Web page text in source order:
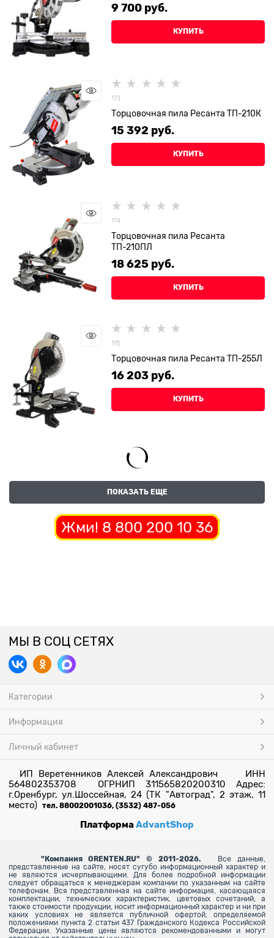
9 700 руб.
КУПИТЬ
173
Торцовочная пила Ресанта ТП-210К
15 392 руб.
КУПИТЬ
174
Торцовочная пила Ресанта
ТП-210ПЛ
18 625 руб.
КУПИТЬ
175
Торцовочная пила Ресанта ТП-255Л
16 203 руб.
КУПИТЬ
ПОКАЗАТЬ ЕЩЕ
Жми! 8 800 200 10 36
МЫ В СОЦ СЕТЯХ
Категории
Информация
Личный кабинет
ИП Веретенников Алексей Александрович ИНН
564802353708 ОГРНИП 311565820200310 Адрес:
г.Оренбург, ул.Шоссейная, 24 (ТК "Автоград", 2 этаж, 11
место) тел. 88002001036, (3532) 487-056
ПлатформаAdvantShop
" Компания ORENTEN.RU" © 2011-2026.
Все данные,
представленные на сайте, носят сугубо информационный характер и
не являются исчерпывающими. Для более подробной информации
следует обращаться к менеджерам компании по указанным на сайте
телефонам. Вся представленная на сайте информация, касающаяся
комплектации, технических характеристик, цветовых сочетаний, а
также стоимости продукции, носит информационный характер и ни при
каких условиях не является публичной офертой, определяемой
положениями пункта 2 статьи 437 Гражданского Кодекса Российской
Федерации. Указанные цены являются рекомендованными и могут